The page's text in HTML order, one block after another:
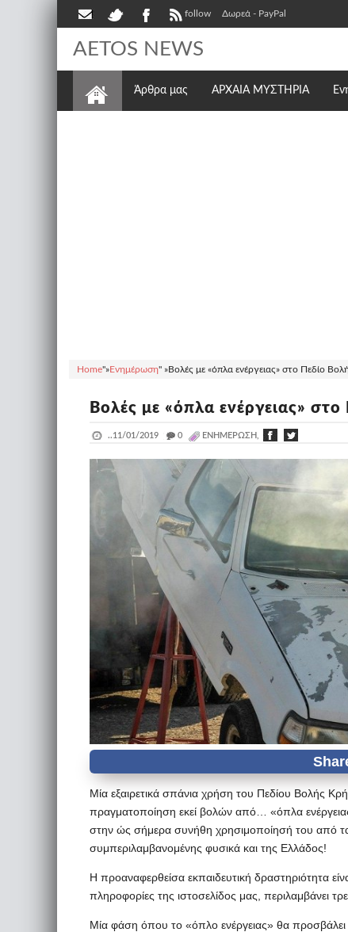
follow Δωρεά - PayPal
AETOS NEWS
Άρθρα μας ΑΡΧΑΙΑ ΜΥΣΤΗΡΙΑ
Home"»Ενημέρωση" »Βολές με «όπλα ενέργειας» στο Πεδίο
Βολές με «όπλα ενέργειας»
..11/01/2019 _ 0 ΕΝΗΜΈΡΩΣΗ,
Μία εξαιρετικά σπάνια χρήση του Πεδίου Βολής
πραγματοποίηση εκεί βολών από… «όπλα
στην ώς σήμερα συνήθη χρησιμοποίησή του από
συμπεριλαμβανομένης φυσικά και της Ελλάδος!
Η προαναφερθείσα εκπαιδευτική δραστηριότητα
πληροφορίες της ιστοσελίδος μας, περιλαμβάνει
Μία φάση όπου το «όπλο ενέργειας» θα